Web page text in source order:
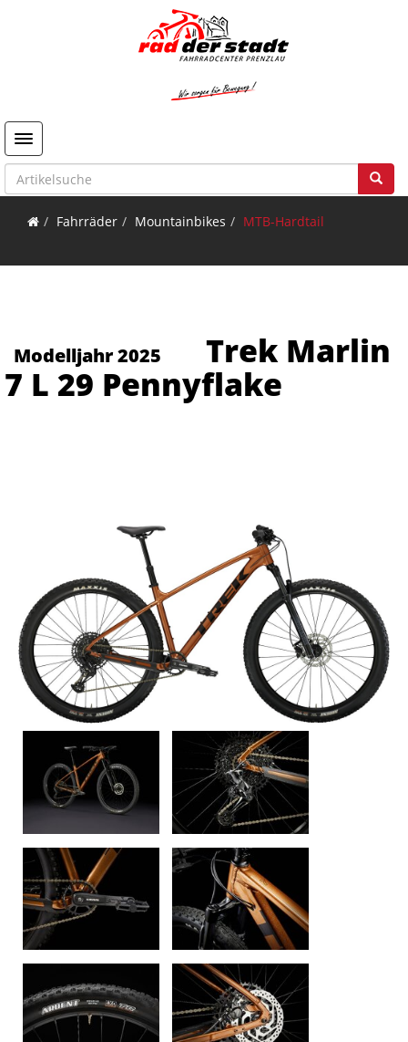
Toggle navigation
Fahrräder Mountainbikes MTB-Hardtail
Modelljahr 2025
Trek Marlin
7 L 29 Pennyflake